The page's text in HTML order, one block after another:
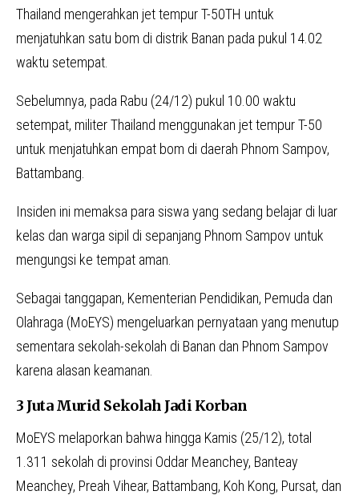
Thailand mengerahkan jet tempur T-50TH untuk
menjatuhkan satu bom di distrik Banan pada pukul 14.02
waktu setempat.
Sebelumnya, pada Rabu (24/12) pukul 10.00 waktu
setempat, militer Thailand menggunakan jet tempur T-50
untuk menjatuhkan empat bom di daerah Phnom Sampov,
Battambang.
Insiden ini memaksa para siswa yang sedang belajar di luar
kelas dan warga sipil di sepanjang Phnom Sampov untuk
mengungsi ke tempat aman.
Sebagai tanggapan, Kementerian Pendidikan, Pemuda dan
Olahraga (MoEYS) mengeluarkan pernyataan yang menutup
sementara sekolah-sekolah di Banan dan Phnom Sampov
karena alasan keamanan.
3 Juta Murid Sekolah Jadi Korban
MoEYS melaporkan bahwa hingga Kamis (25/12), total
1.311 sekolah di provinsi Oddar Meanchey, Banteay
Meanchey, Preah Vihear, Battambang, Koh Kong, Pursat, dan